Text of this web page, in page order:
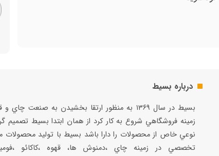
درباره بسیط
بسيط در سال ۱۳۶۹ به منظور ارتقا بخشيدن به صنعت چاي
زمينه فروشگاهي شروع به كار كرد از همان ابتدا بسيط تصميم
نوعي خاص از محصولات را دارا باشد بسيط با توليد محصولات
تخصصي در زمينه چاي ،دمنوش ها، قهوه ،كاكائو